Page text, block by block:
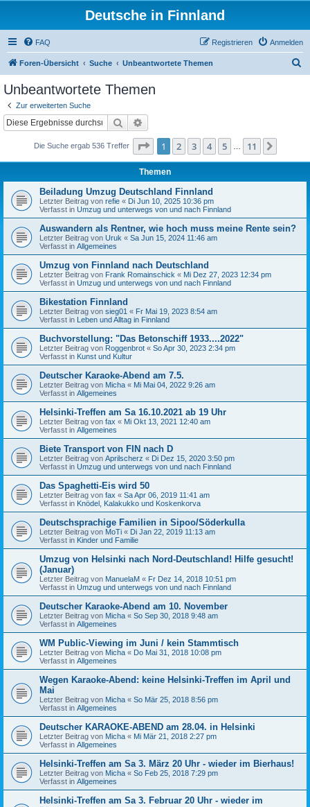
Deutsche in Finnland
FAQ Anmelden
Registrieren
Foren-Übersicht Suche Unbeantwortete Themen
Unbeantwortete Themen
Zur erweiterten Suche
Suche
Die Suche ergab 536 Treffer Seite 1von 11
1 2 3 4 5 11
Themen
Beiladung Umzug Deutschland Finnland
Letzter Beitrag von refie « Di Jun 10, 2025 10:36 pm
Verfasst in Umzug und unterwegs von und nach Finnland
Auswandern als Rentner, wie hoch muss meine Rente sein?
Letzter Beitrag von Uruk « Sa Jun 15, 2024 11:46 am
Verfasst in Allgemeines
Umzug von Finnland nach Deutschland
Letzter Beitrag von Frank Romainschick « Mi Dez 27, 2023 12:34 pm
Verfasst in Umzug und unterwegs von und nach Finnland
Bikestation Finnland
Letzter Beitrag von sieg01 « Fr Mai 19, 2023 8:54 am
Verfasst in Leben und Alltag in Finnland
Buchvorstellung: "Das Betonschiff 1933....2022"
Letzter Beitrag von Roggenbrot « So Apr 30, 2023 2:34 pm
Verfasst in Kunst und Kultur
Deutscher Karaoke-Abend am 7.5.
Letzter Beitrag von Micha « Mi Mai 04, 2022 9:26 am
Verfasst in Allgemeines
Helsinki-Treffen am Sa 16.10.2021 ab 19 Uhr
Letzter Beitrag von fax « Mi Okt 13, 2021 12:40 am
Verfasst in Allgemeines
Biete Transport von FIN nach D
Letzter Beitrag von Aprilscherz « Di Dez 15, 2020 3:50 pm
Verfasst in Umzug und unterwegs von und nach Finnland
Das Spaghetti-Eis wird 50
Letzter Beitrag von fax « Sa Apr 06, 2019 11:41 am
Verfasst in Knödel, Kalakukko und Koskenkorva
Deutschsprachige Familien in Sipoo/Söderkulla
Letzter Beitrag von MoTi « Di Jan 22, 2019 11:13 am
Verfasst in Kinder und Familie
Umzug von Helsinki nach Nord-Deutschland! Hilfe gesucht!
(Januar)
Letzter Beitrag von ManuelaM « Fr Dez 14, 2018 10:51 pm
Verfasst in Umzug und unterwegs von und nach Finnland
Deutscher Karaoke-Abend am 10. November
Letzter Beitrag von Micha « So Sep 30, 2018 9:48 am
Verfasst in Allgemeines
WM Public-Viewing im Juni / kein Stammtisch
Letzter Beitrag von Micha « Do Mai 31, 2018 10:08 pm
Verfasst in Allgemeines
Wegen Karaoke-Abend: keine Helsinki-Treffen im April und
Mai
Letzter Beitrag von Micha « So Mär 25, 2018 8:56 pm
Verfasst in Allgemeines
Deutscher KARAOKE-ABEND am 28.04. in Helsinki
Letzter Beitrag von Micha « Mi Mär 21, 2018 2:27 pm
Verfasst in Allgemeines
Helsinki-Treffen am Sa 3. März 20 Uhr - wieder im Bierhaus!
Letzter Beitrag von Micha « So Feb 25, 2018 7:29 pm
Verfasst in Allgemeines
Helsinki-Treffen am Sa 3. Februar 20 Uhr - wieder im